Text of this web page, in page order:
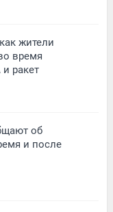
жители
время
ракет
об
и после